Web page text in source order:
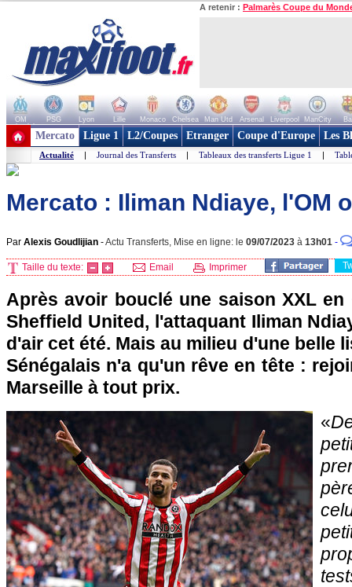
A retenir : Palmarès Coupe du
OM PSG Lyon Lille Monaco Chelsea Man Utd Arsenal Liverpool ManCity
+ de clubs
Mercato Ligue 1 L2/Coupes Etranger Coupe d'Europe Les
Actualité | Journal des Transferts | Tableaux des transferts Ligue 1 |
Mercato : Iliman Ndiaye, l'OM
Par Alexis Goudlijian -Actu Transferts, Mise en ligne: le 09/07/2023 à 13h01 -
Taille du texte: Email Imprimer
Après avoir bouclé une saison XXL en
Sheffield United, l'attaquant Iliman
d'air cet été. Mais au milieu d'une belle
Sénégalais n'a qu'un rêve en tête :
Marseille à tout prix.
«